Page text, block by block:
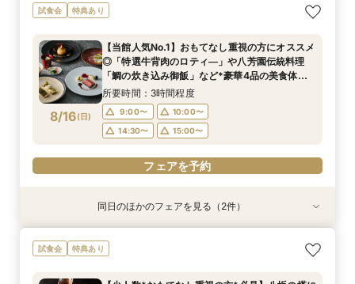
8/15(土)
【初見学でも安心】気軽に見学◎結婚式準備ス
タートフェア
9:00〜
10:00〜
14:30〜
15:00〜
フェアを予約
8/15(土)
【文化財を貸切】京都東山に佇む「旧三井邸」全
館見学×「特選牛」や「八芳園伝統料理・祝い鯛
所要時間：3時間程度
9:00〜
10:00〜
14:30〜
15:00〜
フェアを予約
8/15(土)
【少人数*おもてなし重視の方*必見】八坂の塔に
誓う挙式×実際のご婚礼料理ハーフコース試食で
所要時間：3時間程度
9:00〜
10:00〜
14:30〜
15:00〜
フェアを予約
試食会 特典あり
8/16(日)
【当館人気No.1】おもてなし重視の方にオススメ
◎「特選牛背肉のロティ―」や八芳園伝統料理
「鯛の炊き込み御飯」など*豪華4品の美食体験*
フェア
所要時間：3時間程度
9:00〜
10:00〜
14:30〜
15:00〜
フェアを予約
特典あり
【少人数*おもてなし重視の方*必見】6名～
OK！少人数婚相談会◆八坂の塔に誓う挙式会場
特典あり
【初見学でも安心】気軽に見学◎結婚式準備ス
タートフェア
同日のほかのフェアを見る（2件）
試食会 特典あり